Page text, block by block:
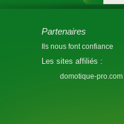
Partenaires
Ils nous font confiance
Les sites affiliés :
domotique-pro.com